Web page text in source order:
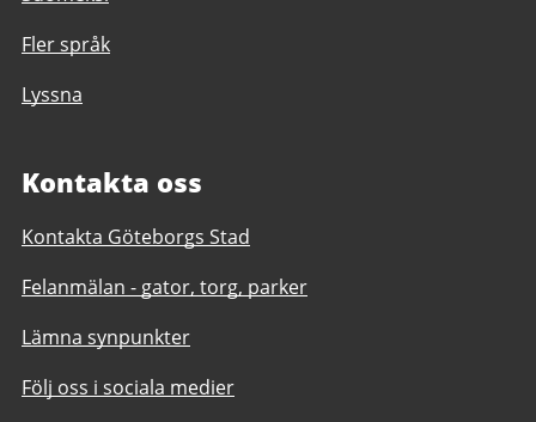
Fler språk
Lyssna
Kontakta oss
Kontakta Göteborgs Stad
Felanmälan - gator, torg, parker
Lämna synpunkter
Följ oss i sociala medier